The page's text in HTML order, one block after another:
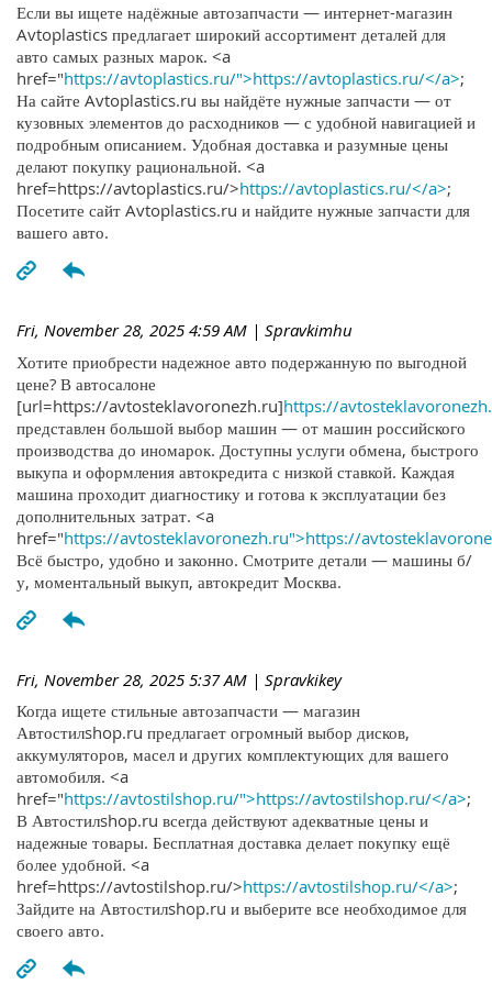
Если вы ищете надёжные автозапчасти — интернет-магазин
Avtoplastics предлагает широкий ассортимент деталей для
авто самых разных марок. <a
href="https://avtoplastics.ru/">https://avtoplastics.ru/</a>;
На сайте Avtoplastics.ru вы найдёте нужные запчасти — от
кузовных элементов до расходников — с удобной навигацией и
подробным описанием. Удобная доставка и разумные цены
делают покупку рациональной. <a
href=https://avtoplastics.ru/>https://avtoplastics.ru/</a>;
Посетите сайт Avtoplastics.ru и найдите нужные запчасти для
вашего авто.
Fri, November 28, 2025 4:59 AM | Spravkimhu
Хотите приобрести надежное авто подержанную по выгодной
цене? В автосалоне
[url=https://avtosteklavoronezh.ru]https://
представлен большой выбор машин — от машин российского
производства до иномарок. Доступны услуги обмена, быстрого
выкупа и оформления автокредита с низкой ставкой. Каждая
машина проходит диагностику и готова к эксплуатации без
дополнительных затрат. <a
href="https://avtosteklavoronezh.ru">https://
Всё быстро, удобно и законно. Смотрите детали — машины б/
у, моментальный выкуп, автокредит Москва.
Fri, November 28, 2025 5:37 AM | Spravkikey
Когда ищете стильные автозапчасти — магазин
Автостилshop.ru предлагает огромный выбор дисков,
аккумуляторов, масел и других комплектующих для вашего
автомобиля. <a
href="https://avtostilshop.ru/">https://avtostilshop.ru/</a>;
В Автостилshop.ru всегда действуют адекватные цены и
надежные товары. Бесплатная доставка делает покупку ещё
более удобной. <a
href=https://avtostilshop.ru/>https://avtostilshop.ru/</a>;
Зайдите на Автостилshop.ru и выберите все необходимое для
своего авто.